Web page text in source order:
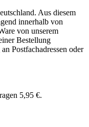
Aus diesem
innerhalb von
von unserem
Bestellung
Postfachadressen oder
5,95 €.